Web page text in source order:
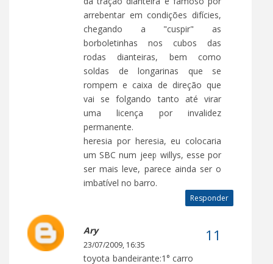
arrebentar em condições difícies,
chegando a "cuspir" as
borboletinhas nos cubos das
rodas dianteiras, bem como
soldas de longarinas que se
rompem e caixa de direção que
vai se folgando tanto até virar
uma licença por invalidez
permanente.
heresia por heresia, eu colocaria
um SBC num jeep willys, esse por
ser mais leve, parece ainda ser o
imbatível no barro.
Responder
Ary
23/07/2009, 16:35
toyota bandeirante:1° carro